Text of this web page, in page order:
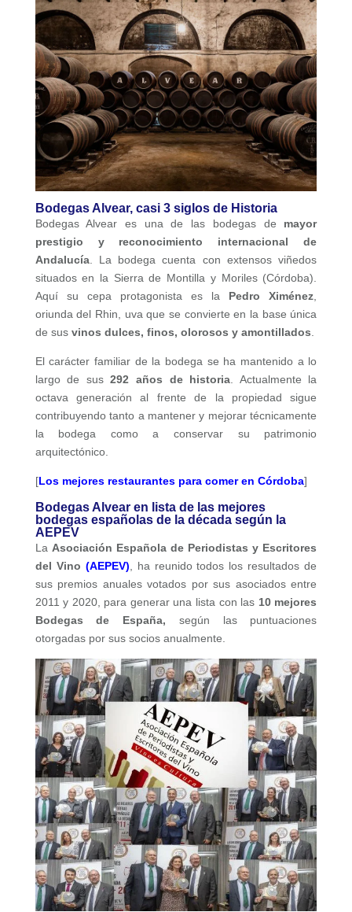
Bodegas Alvear, casi 3 siglos de Historia
Bodegas Alvear es una de las bodegas de mayor
prestigio y reconocimiento internacional de
Andalucía. La bodega cuenta con extensos viñedos
situados en la Sierra de Montilla y Moriles (Córdoba).
Aquí su cepa protagonista es la Pedro Ximénez
oriunda del Rhin, uva que se convierte en la base única
de sus vinos dulces, finos, olorosos y amontillados
El carácter familiar de la bodega se ha mantenido a lo
largo de sus292 años de historia . Actualmente la
octava generación al frente de la propiedad sigue
contribuyendo tanto a mantener y mejorar técnicamente
la bodega como a conservar su patrimonio
arquitectónico.
[Los mejores restaurantes para comer en Córdoba]
Bodegas Alvear en lista de las mejores
bodegas españolas de la década según la
AEPEV
La Asociación Española de Periodistas y Escritores
del Vino (AEPEV) , ha reunido todos los resultados de
sus premios anuales votados por sus asociados entre
2011 y 2020, para generar una lista con las 10 mejores
Bodegas de España, según las puntuaciones
otorgadas por sus socios anualmente.